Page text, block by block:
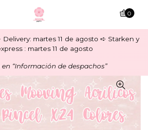
martes 11 de agosto ➪ Starken y
: martes 11 de agosto
“Información de despachos”
0